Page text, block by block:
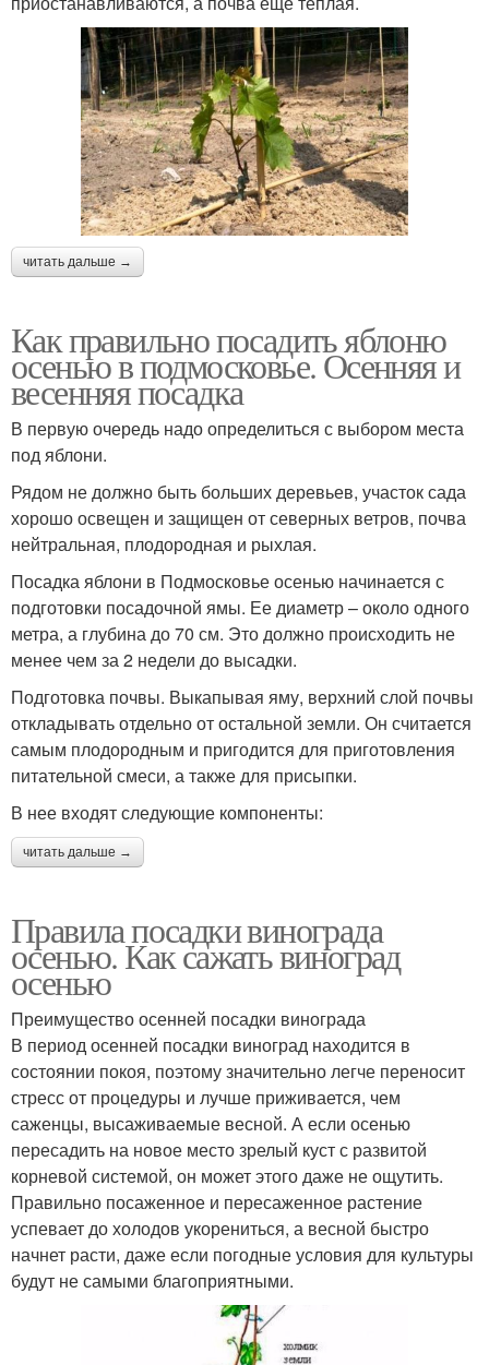
читать дальше →
Как правильно посадить яблоню
осенью в подмосковье. Осенняя и
весенняя посадка
В первую очередь надо определиться с выбором места
под яблони.
Рядом не должно быть больших деревьев, участок сада
хорошо освещен и защищен от северных ветров, почва
нейтральная, плодородная и рыхлая.
Посадка яблони в Подмосковье осенью начинается с
подготовки посадочной ямы. Ее диаметр – около одного
метра, а глубина до 70 см. Это должно происходить не
менее чем за 2 недели до высадки.
Подготовка почвы. Выкапывая яму, верхний слой почвы
откладывать отдельно от остальной земли. Он считается
самым плодородным и пригодится для приготовления
питательной смеси, а также для присыпки.
В нее входят следующие компоненты:
читать дальше →
Правила посадки винограда
осенью. Как сажать виноград
осенью
Преимущество осенней посадки винограда
В период осенней посадки виноград находится в
состоянии покоя, поэтому значительно легче переносит
стресс от процедуры и лучше приживается, чем
саженцы, высаживаемые весной. А если осенью
пересадить на новое место зрелый куст с развитой
корневой системой, он может этого даже не ощутить.
Правильно посаженное и пересаженное растение
успевает до холодов укорениться, а весной быстро
начнет расти, даже если погодные условия для культуры
будут не самыми благоприятными.